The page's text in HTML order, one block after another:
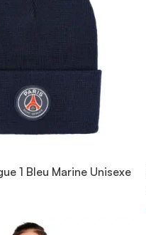
1 Bleu Marine Unisexe